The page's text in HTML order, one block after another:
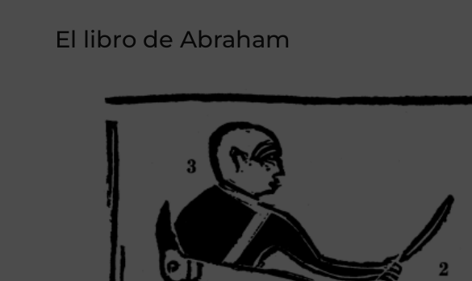
El libro de Abraham